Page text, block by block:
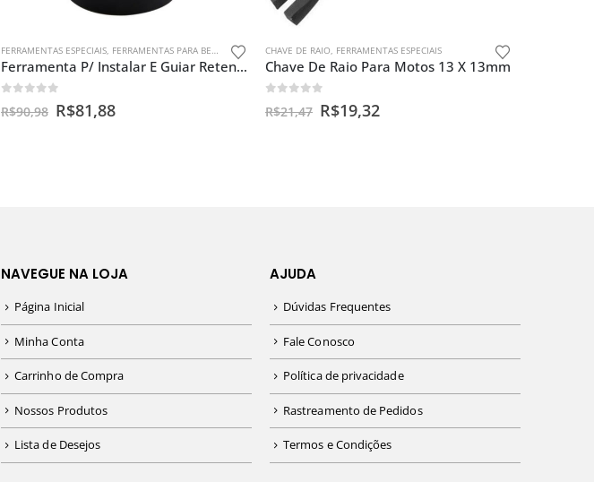
FERRAMENTAS ESPECIAIS, FERRAMENTAS PARA BENGALAS
Ferramenta P/ Instalar E Guiar Retentor De Bengala Da Cg/ml
R$90,98 R$81,88
CHAVE DE RAIO, FERRAMENTAS ESPECIAIS
Chave De Raio Para Motos 13 X 13mm
R$21,47 R$19,32
NAVEGUE NA LOJA
Página Inicial
Minha Conta
Carrinho de Compra
Nossos Produtos
Lista de Desejos
AJUDA
Dúvidas Frequentes
Fale Conosco
Política de privacidade
Rastreamento de Pedidos
Termos e Condições